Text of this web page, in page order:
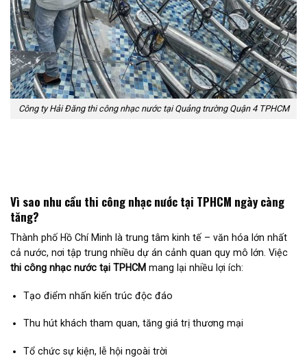
Công ty Hải Đăng thi công nhạc nước tại Quảng trường Quận 4 TPHCM
Vì sao nhu cầu thi công nhạc nước tại TPHCM ngày càng
tăng?
Thành phố Hồ Chí Minh là trung tâm kinh tế – văn hóa lớn nhất
cả nước, nơi tập trung nhiều dự án cảnh quan quy mô lớn. Việc
thi công nhạc nước tại TPHCM mang lại nhiều lợi ích:
Tạo điểm nhấn kiến trúc độc đáo
Thu hút khách tham quan, tăng giá trị thương mại
Tổ chức sự kiện, lễ hội ngoài trời